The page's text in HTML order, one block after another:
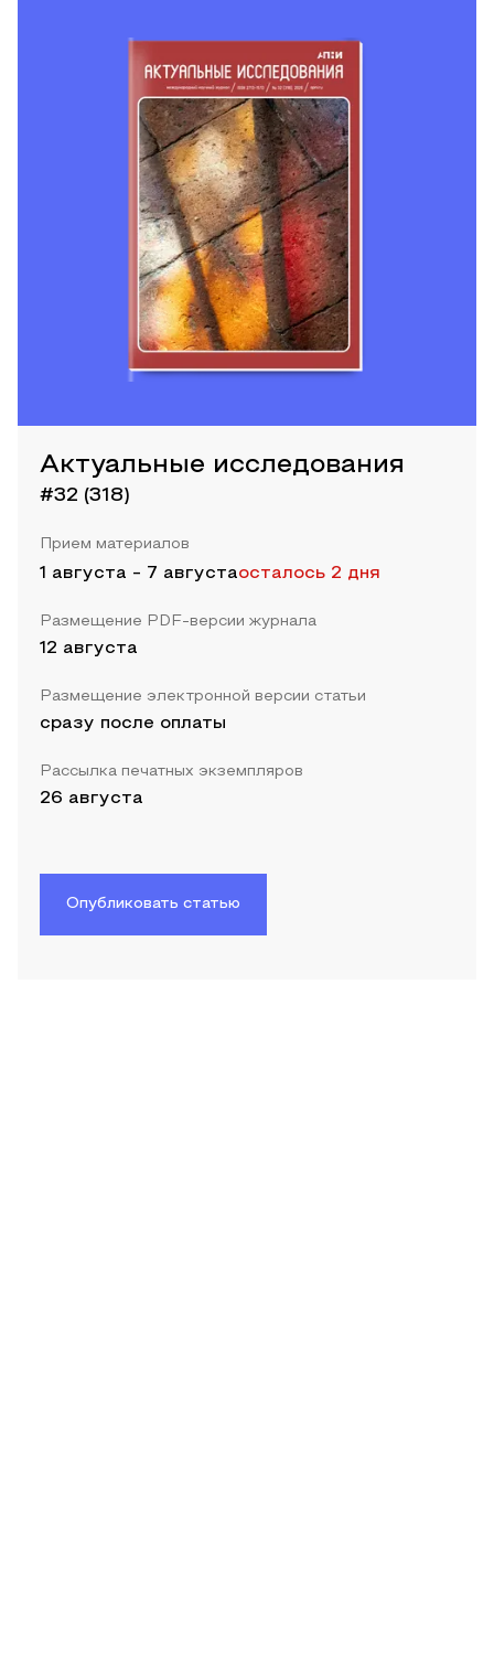
Актуальные исследования
#32 (318)
Прием материалов
1 августа - 7 августаосталось 2 дня
Размещение PDF-версии журнала
12 августа
Размещение электронной версии статьи
сразу после оплаты
Рассылка печатных экземпляров
26 августа
Опубликовать статью